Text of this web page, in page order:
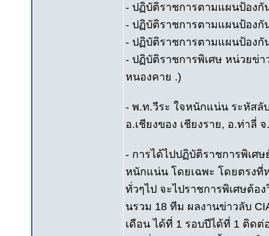
- ปฏิบัติราชการตามแผนป้องกั
- ปฏิบัติราชการตามแผนป้องกั
- ปฏิบัติราชการตามแผนป้องกั
- ปฏิบัติราชการพิเศษ หน่วยข่า
หนองคาย .)
- พ.ท.วีระ ใจหนักแน่น ระหัสลั
อ.เชียงของ เชียงราย, อ.ท่าลี่
- การได้ไปปฏิบัติราชการพิเศ
หนักแน่น โดยเฉพะ โดยตรง
ทั่วๆไป จะไปราชการพิเศษต้อ
นรวม 18 ทีม ผลงานข่าวลับ
เดือน ได้ที่ 1 รอบปีได้ที่ 1 ติด